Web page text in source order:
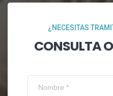
¿NECESITAS
CONSULTA